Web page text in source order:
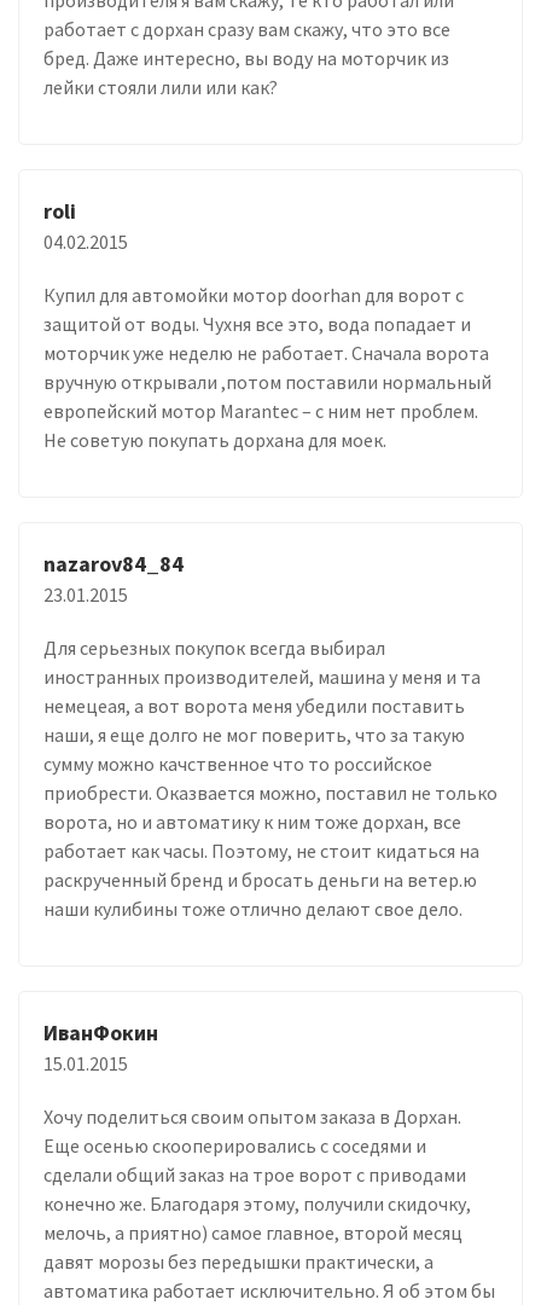
работает с дорхан сразу вам скажу, что это все
бред. Даже интересно, вы воду на моторчик из
лейки стояли лили или как?
roli
04.02.2015
Купил для автомойки мотор doorhan для ворот с
защитой от воды. Чухня все это, вода попадает и
моторчик уже неделю не работает. Сначала ворота
вручную открывали ,потом поставили нормальный
европейский мотор Marantec – с ним нет проблем.
Не советую покупать дорхана для моек.
nazarov84_84
23.01.2015
Для серьезных покупок всегда выбирал
иностранных производителей, машина у меня и та
немецеая, а вот ворота меня убедили поставить
наши, я еще долго не мог поверить, что за такую
сумму можно качственное что то российское
приобрести. Оказвается можно, поставил не только
ворота, но и автоматику к ним тоже дорхан, все
работает как часы. Поэтому, не стоит кидаться на
раскрученный бренд и бросать деньги на ветер.ю
наши кулибины тоже отлично делают свое дело.
ИванФокин
15.01.2015
Хочу поделиться своим опытом заказа в Дорхан.
Еще осенью скооперировались с соседями и
сделали общий заказ на трое ворот с приводами
конечно же. Благодаря этому, получили скидочку,
мелочь, а приятно) самое главное, второй месяц
давят морозы без передышки практически, а
автоматика работает исключительно. Я об этом бы